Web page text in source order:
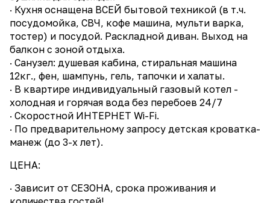
· Кухня оснащена ВСЕЙ бытовой техникой (в т.ч.
посудомойка, СВЧ, кофе машина, мульти варка,
тостер) и посудой. Раскладной диван. Выход на
балкон с зоной отдыха.
· Санузел: душевая кабина, стиральная машина
12кг., фен, шампунь, гель, тапочки и халаты.
· В квартире индивидуальный газовый котел -
холодная и горячая вода без перебоев 24/7
· Скоростной ИНТЕРНЕТ Wi-Fi.
· По предварительному запросу детская кроватка-
манеж (до 3-х лет).
ЦЕНА:
· Зависит от СЕЗОНА, срока проживания и